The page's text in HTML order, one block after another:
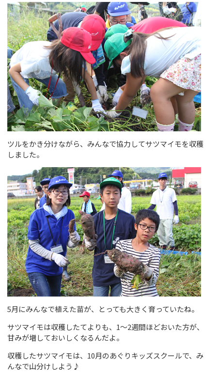
ツルをかき分けながら、みんなで協力してサツマイモを収穫
しました。
5月にみんなで植えた苗が、とっても大きく育っていたね。
サツマイモは収穫したてよりも、1～2週間ほどおいた方が、
甘みが増しておいしくなるんだよ。
収穫したサツマイモは、10月のあぐりキッズスクールで、み
んなで山分けしよう♪